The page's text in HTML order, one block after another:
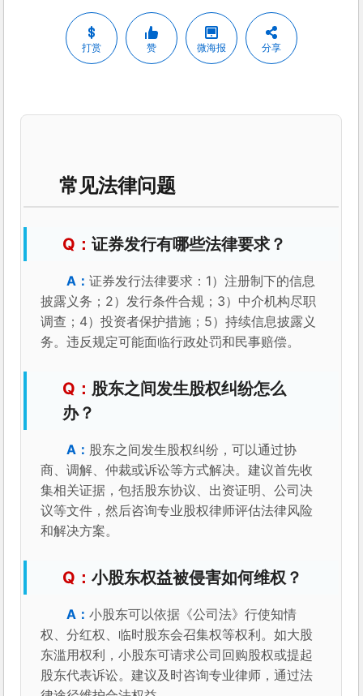
打赏 赞 微海报 分享
常见法律问题
证券发行有哪些法律要求？
证券发行法律要求：1）注册制下的信息
披露义务；2）发行条件合规；3）中介机构尽职
调查；4）投资者保护措施；5）持续信息披露义
务。违反规定可能面临行政处罚和民事赔偿。
股东之间发生股权纠纷怎么
办？
股东之间发生股权纠纷，可以通过协
商、调解、仲裁或诉讼等方式解决。建议首先收
集相关证据，包括股东协议、出资证明、公司决
议等文件，然后咨询专业股权律师评估法律风险
和解决方案。
小股东权益被侵害如何维权？
小股东可以依据《公司法》行使知情
权、分红权、临时股东会召集权等权利。如大股
东滥用权利，小股东可请求公司回购股权或提起
股东代表诉讼。建议及时咨询专业律师，通过法